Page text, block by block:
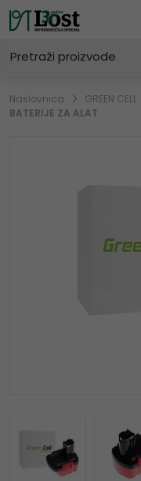
Naslovnica GREEN CELL
BATERIJE ZA ALAT